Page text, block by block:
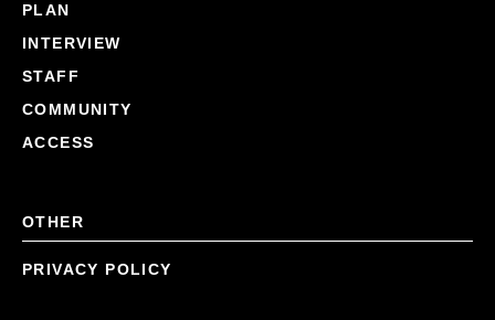
PLAN
INTERVIEW
STAFF
COMMUNITY
ACCESS
OTHER
PRIVACY POLICY